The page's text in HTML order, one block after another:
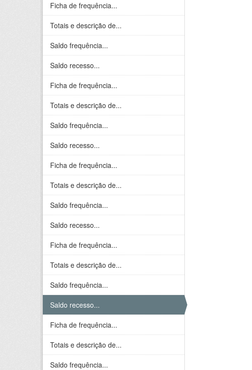
Ficha de frequência...
Totais e descrição de...
Saldo frequência...
Saldo recesso...
Ficha de frequência...
Totais e descrição de...
Saldo frequência...
Saldo recesso...
Ficha de frequência...
Totais e descrição de...
Saldo frequência...
Saldo recesso...
Ficha de frequência...
Totais e descrição de...
Saldo frequência...
Saldo recesso...
Ficha de frequência...
Totais e descrição de...
Saldo frequência...